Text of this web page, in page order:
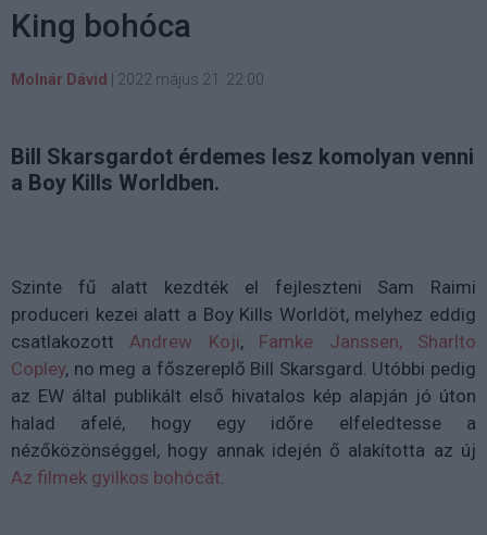
King bohóca
Molnár Dávid 2022 május 21. 22:00
Bill Skarsgardot érdemes lesz komolyan venni
a Boy Kills Worldben.
Szinte fű alatt kezdték el fejleszteni Sam Raimi
produceri kezei alatt a Boy Kills Worldöt, melyhez eddig
csatlakozottAndrew Koji, Famke Janssen, Sharlto
Copley, no meg a főszereplő Bill Skarsgard. Utóbbi pedig
az EW által publikált első hivatalos kép alapján jó úton
halad afelé, hogy egy időre elfeledtesse a
nézőközönséggel, hogy annak idején ő alakította az új
Az filmek gyilkos bohócát.